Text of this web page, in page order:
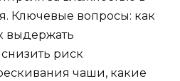
Ключевые вопросы: как
выдержать
риск
чаши, какие